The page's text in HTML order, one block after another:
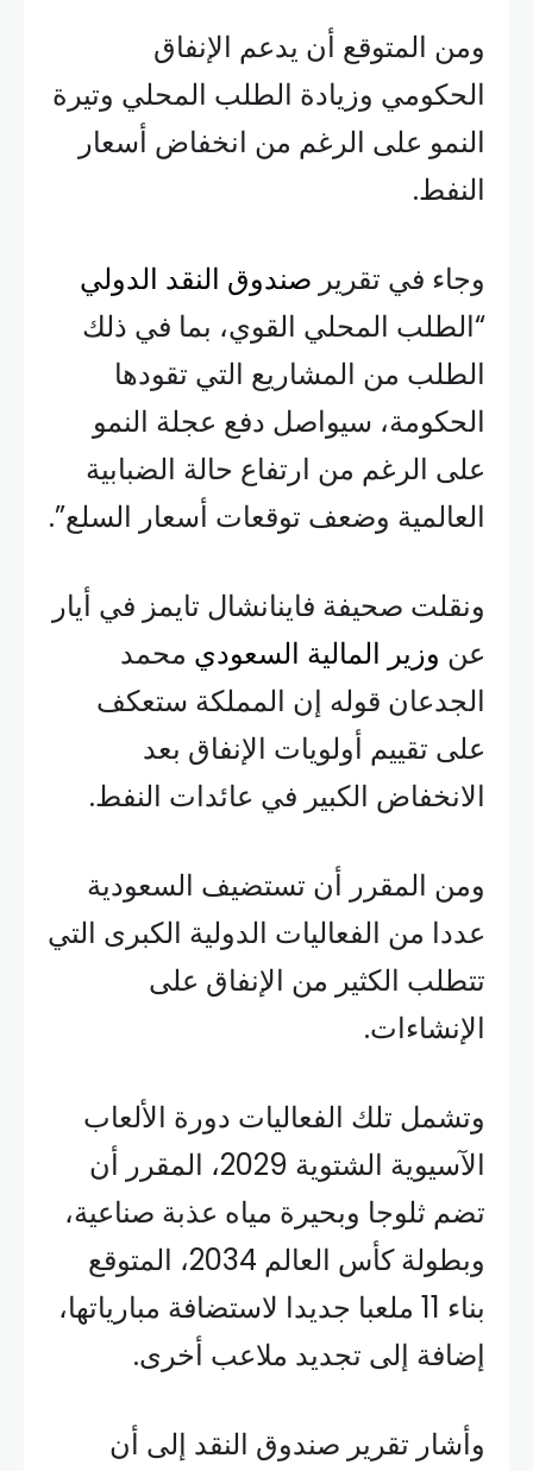
ومن المتوقع أن يدعم الإنفاق
الحكومي وزيادة الطلب المحلي وتيرة
النمو على الرغم من انخفاض أسعار
النفط.
وجاء في تقرير صندوق النقد الدولي
“الطلب المحلي القوي، بما في ذلك
الطلب من المشاريع التي تقودها
الحكومة، سيواصل دفع عجلة النمو
على الرغم من ارتفاع حالة الضبابية
العالمية وضعف توقعات أسعار السلع”.
ونقلت صحيفة فاينانشال تايمز في أيار
عن وزير المالية السعودي محمد
الجدعان قوله إن المملكة ستعكف
على تقييم أولويات الإنفاق بعد
الانخفاض الكبير في عائدات النفط.
ومن المقرر أن تستضيف السعودية
عددا من الفعاليات الدولية الكبرى التي
تتطلب الكثير من الإنفاق على
الإنشاءات.
وتشمل تلك الفعاليات دورة الألعاب
الآسيوية الشتوية 2029، المقرر أن
تضم ثلوجا وبحيرة مياه عذبة صناعية،
وبطولة كأس العالم 2034، المتوقع
بناء 11 ملعبا جديدا لاستضافة مبارياتها،
إضافة إلى تجديد ملاعب أخرى.
وأشار تقرير صندوق النقد إلى أن